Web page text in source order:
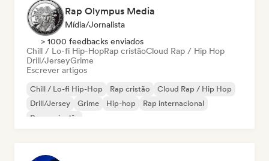
Rap Olympus Media
Mídia/Jornalista
> 1000 feedbacks enviados
Chill / Lo-fi Hip-HopRap cristãoCloud Rap / Hip Hop
Drill/JerseyGrime
Escrever artigos
Chill / Lo-fi Hip-Hop Rap cristão
Cloud Rap / Hip Hop
Drill/Jersey
Grime Hip-hop
Rap internacional
Rap em inglês